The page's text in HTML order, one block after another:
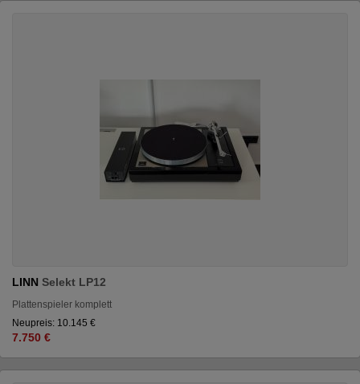
LINN Selekt LP12
Plattenspieler komplett
Neupreis: 10.145 €
7.750 €